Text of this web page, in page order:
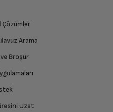
Çözümler
Arama
Broşür
Uzat